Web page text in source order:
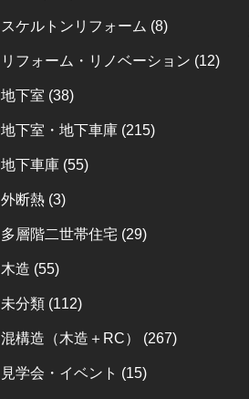
スケルトンリフォーム (8)
リフォーム・リノベーション (12)
地下室 (38)
地下室・地下車庫 (215)
地下車庫 (55)
外断熱 (3)
多層階二世帯住宅 (29)
木造 (55)
未分類 (112)
混構造（木造＋RC） (267)
見学会・イベント (15)